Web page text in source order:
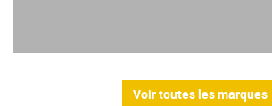
Voir toutes les marques